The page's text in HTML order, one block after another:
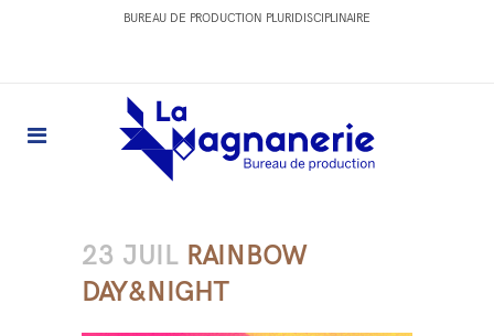
BUREAU DE PRODUCTION PLURIDISCIPLINAIRE
23 JUIL RAINBOW
DAY&NIGHT